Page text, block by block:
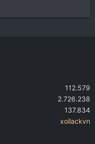
112.579
2.726.238
137.834
xoilackvn